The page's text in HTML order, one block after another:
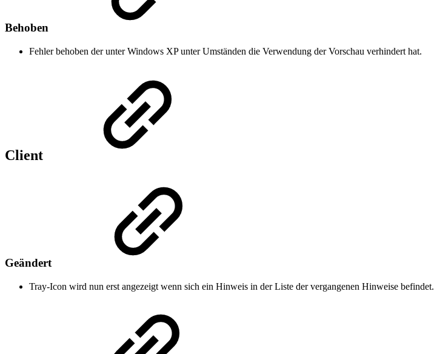
Behoben
Fehler behoben der unter Windows XP unter Umständen die Verwendung der Vorschau verhindert hat.
Client
Geändert
Tray-Icon wird nun erst angezeigt wenn sich ein Hinweis in der Liste der vergangenen Hinweise befindet.